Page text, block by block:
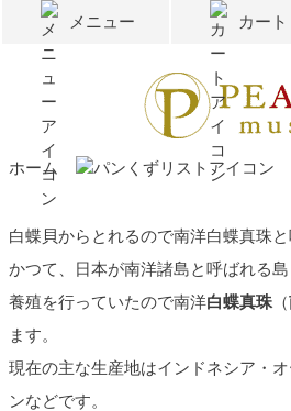
メニュー カート
ホーム
白蝶貝からとれるので南洋白蝶真珠と
かつて、日本が南洋諸島と呼ばれる
養殖を行っていたので南洋白蝶真珠 （
ます。
現在の主な生産地はインドネシア・
ンなどです。